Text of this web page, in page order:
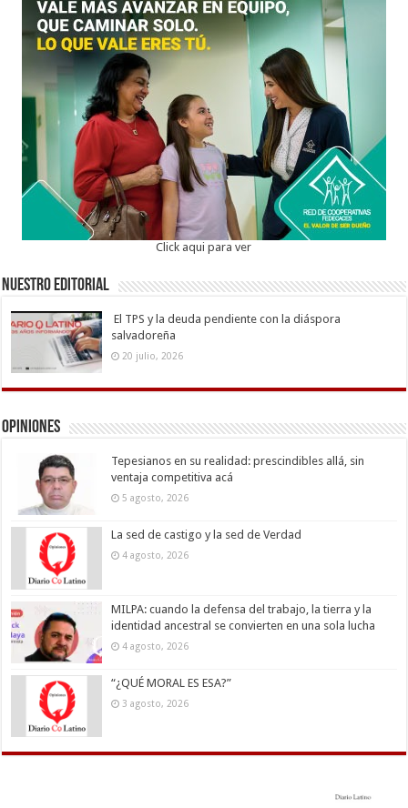
Click aqui para ver
Nuestro Editorial
El TPS y la deuda pendiente con la diáspora
salvadoreña
20 julio, 2026
Opiniones
Tepesianos en su realidad: prescindibles allá, sin
ventaja competitiva acá
5 agosto, 2026
La sed de castigo y la sed de Verdad
4 agosto, 2026
MILPA: cuando la defensa del trabajo, la tierra y la
identidad ancestral se convierten en una sola lucha
4 agosto, 2026
“¿QUÉ MORAL ES ESA?”
3 agosto, 2026